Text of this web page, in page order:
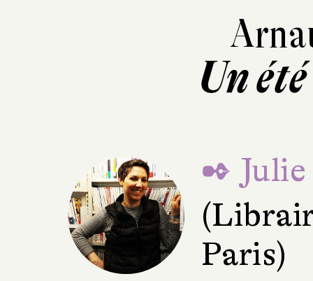
Un
✒
Paris)